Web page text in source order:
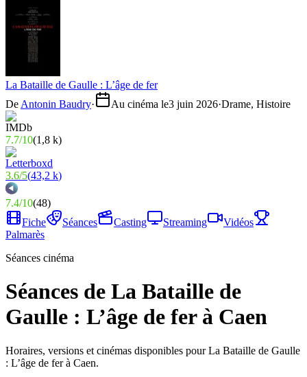
La Bataille de Gaulle : L’âge de fer
De Antonin Baudry· Au cinéma le3 juin 2026·Drame, Histoire
7.7/10(1,8 k)
3.6/5(43,2 k)
7.4/10(48)
Fiche
Séances Casting Streaming
Vidéos
Palmarès
Séances cinéma
Séances de La Bataille de
Gaulle : L’âge de fer à Caen
Horaires, versions et cinémas disponibles pour La Bataille de Gaulle
: L’âge de fer à Caen.